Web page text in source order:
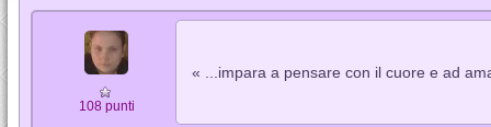
108 punti
« ...impara a pensare con il cuore e ad